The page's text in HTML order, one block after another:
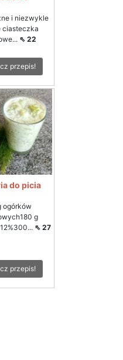
i niezwykle
ciasteczka
⇖ 22
przepis!
do picia
ogórków
g
⇖ 27
przepis!